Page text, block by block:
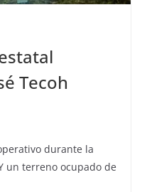
Tecoh
durante la
un terreno ocupado de